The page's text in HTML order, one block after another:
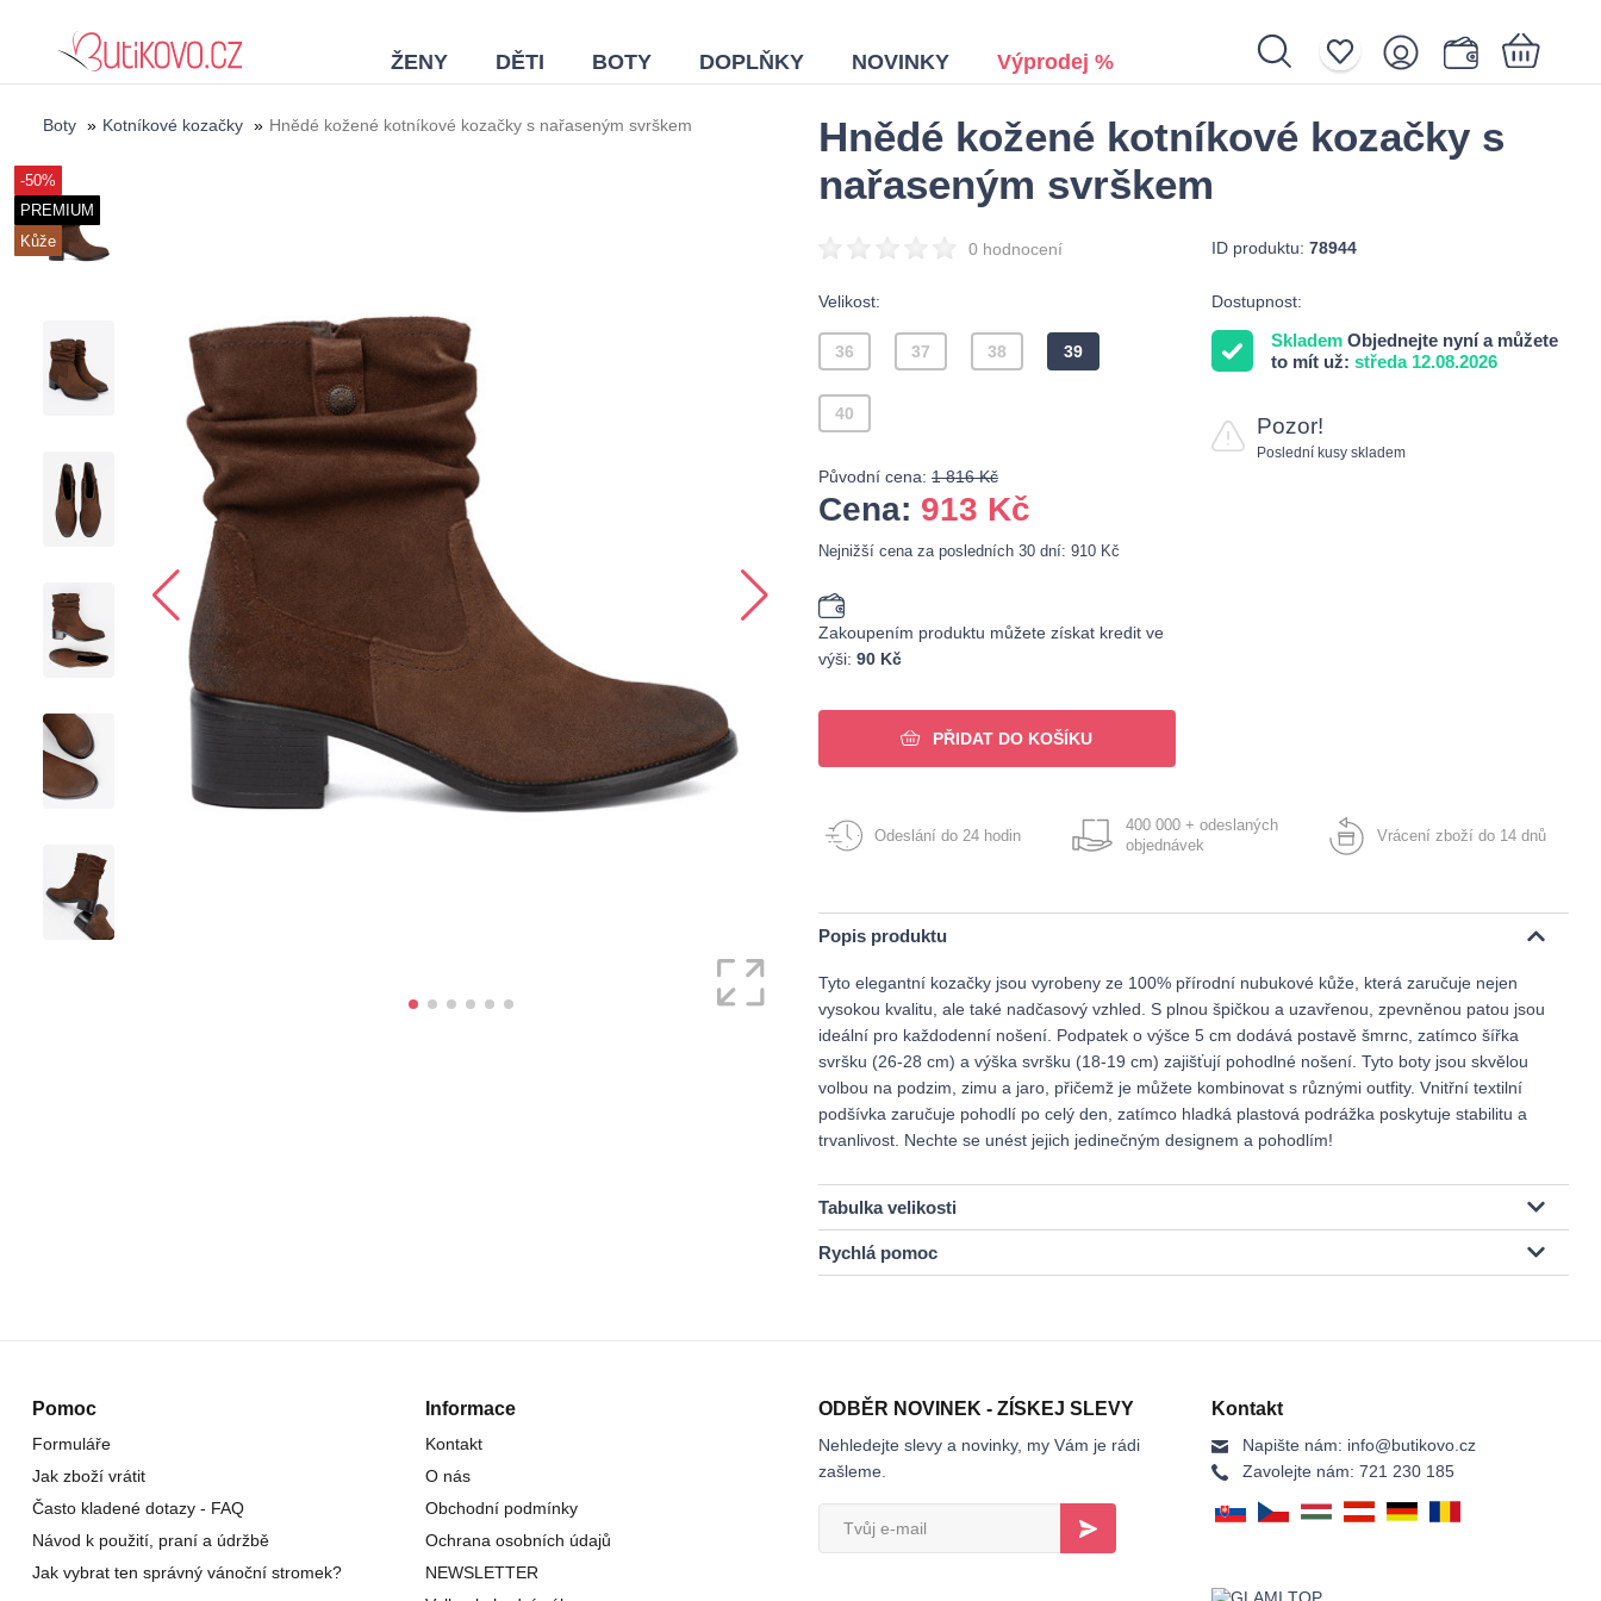
ŽENY DĚTI BOTY DOPLŇKY NOVINKY Výprodej %
Nákupní košík je prázdný.
Boty » Kotníkové kozačky » Hnědé kožené kotníkové kozačky s nařaseným svrškem
-50%
PREMIUM
Kůže
Hnědé kožené kotníkové kozačky s
nařaseným svrškem
0 hodnocení ID produktu: 78944
Dostupnost:
Skladem Objednejte nyní a můžete
to mít už: středa 12.08.2026
Pozor!
Poslední kusy skladem
Velikost:
36 37 38 39
40
Původní cena: 1 816 Kč
Cena: 913 Kč
Nejnižší cena za posledních 30 dní: 910 Kč
Zakoupením produktu můžete získat kredit ve
výši: 90 Kč
PŘIDAT DO KOŠÍKU
Odeslání do 24 hodin
400 000 + odeslaných
objednávek
Vrácení zboží do 14 dnů
Popis produktu
Tyto elegantní kozačky jsou vyrobeny ze 100% přírodní nubukové kůže, která zaručuje nejen
vysokou kvalitu, ale také nadčasový vzhled. S plnou špičkou a uzavřenou, zpevněnou patou jsou
ideální pro každodenní nošení. Podpatek o výšce 5 cm dodává postavě šmrnc, zatímco šířka
svršku (26-28 cm) a výška svršku (18-19 cm) zajišťují pohodlné nošení. Tyto boty jsou skvělou
volbou na podzim, zimu a jaro, přičemž je můžete kombinovat s různými outfity. Vnitřní textilní
podšívka zaručuje pohodlí po celý den, zatímco hladká plastová podrážka poskytuje stabilitu a
trvanlivost. Nechte se unést jejich jedinečným designem a pohodlím!
Tabulka velikosti
Rychlá pomoc
Pomoc
Formuláře
Jak zboží vrátit
Často kladené dotazy - FAQ
Návod k použití, praní a údržbě
Jak vybrat ten správný vánoční stromek?
Informace
Kontakt
O nás
Obchodní podmínky
Ochrana osobních údajů
NEWSLETTER
ODBĚR NOVINEK - ZÍSKEJ SLEVY
Nehledejte slevy a novinky, my Vám je rádi
zašleme.
Kontakt
Napište nám: info@butikovo.cz
Zavolejte nám: 721 230 185